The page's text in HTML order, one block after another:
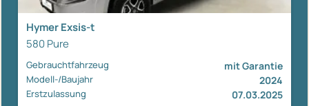
Hymer Exsis-t
580 Pure
Gebrauchtfahrzeug mit Garantie
Modell-/Baujahr 2024
Erstzulassung 07.03.2025